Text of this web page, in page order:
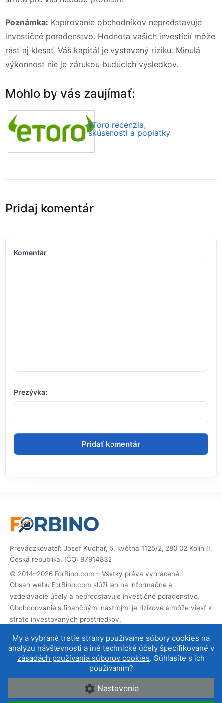
Poznámka: Kopírovanie obchodníkov nepredstavuje
investičné poradenstvo. Hodnota vašich investícií môže
rásť aj klesať. Váš kapitál je vystavený riziku. Minulá
výkonnosť nie je zárukou budúcich výsledkov.
Mohlo by vás zaujímať:
eToro recenzia,
skúsenosti a poplatky
Pridaj komentár
Komentár
Prezývka:
My a vybrané tretie strany používame súbory cookies na
analýzu návštevnosti a iné technické účely špecifikované v
zásadách používania súborov cookies. Súhlasíte s ich
používaním?
Nastavenie
Prevádzkovateľ: Josef Kuchař, 5. května 1125/2, 280 02 Kolín II,
Česká republika, IČO: 87914832
© 2014–2026 ForBino.com – Všetky práva vyhradené.
Obsah webu ForBino.com slúži len na informačné a
vzdelávacie účely a nepredstavuje investičné poradenstvo.
Obchodovanie s finančnými nástrojmi je rizikové a môže viesť k
strate investovaných prostriedkov.
vykonáte registráciu, dostaneme províziu, vďaka ktorej
môžeme web prevádzkovať a ďalej rozvíjať. Na cenu služby pre
vás to nemá vplyv a affiliate spolupráce neovplyvňujú naše
O nás | Kontakt | Podmienky používania | Cookies a